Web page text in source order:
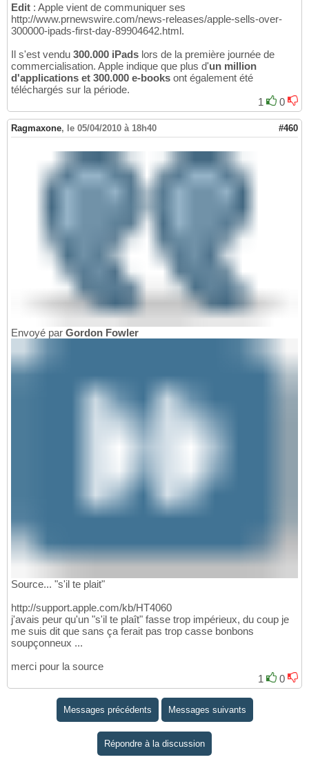
Edit : Apple vient de communiquer ses
http://www.prnewswire.com/news-releases/apple-sells-over-
300000-ipads-first-day-89904642.html.
Il s'est vendu 300.000 iPads lors de la première journée de
commercialisation. Apple indique que plus d'un million
d'applications et 300.000 e-books ont également été
téléchargés sur la période.
1
0
Ragmaxone, le 05/04/2010 à 18h40 #460
Envoyé par Gordon Fowler
Source... "s'il te plait"
http://support.apple.com/kb/HT4060
j'avais peur qu'un "s'il te plaît" fasse trop impérieux, du coup je
me suis dit que sans ça ferait pas trop casse bonbons
soupçonneux ...
merci pour la source
1
0
Messages précédents Messages suivants
Répondre à la discussion